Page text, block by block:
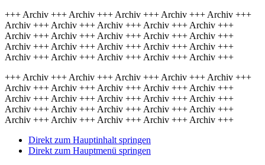
+++ Archiv +++ Archiv +++ Archiv +++ Archiv +++ Archiv +++
Archiv +++ Archiv +++ Archiv +++ Archiv +++ Archiv +++
Archiv +++ Archiv +++ Archiv +++ Archiv +++ Archiv +++
Archiv +++ Archiv +++ Archiv +++ Archiv +++ Archiv +++
Archiv +++ Archiv +++ Archiv +++ Archiv +++ Archiv +++
+++ Archiv +++ Archiv +++ Archiv +++ Archiv +++ Archiv +++
Archiv +++ Archiv +++ Archiv +++ Archiv +++ Archiv +++
Archiv +++ Archiv +++ Archiv +++ Archiv +++ Archiv +++
Archiv +++ Archiv +++ Archiv +++ Archiv +++ Archiv +++
Archiv +++ Archiv +++ Archiv +++ Archiv +++ Archiv +++
Direkt zum Hauptinhalt springen
Direkt zum Hauptmenü springen